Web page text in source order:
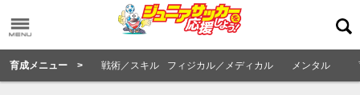
育成メニュー > 戦術／スキル フィジカル／メディカル メンタル